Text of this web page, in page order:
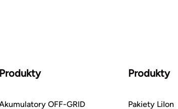
Produkty
OFF-GRID
Produkty
Pakiety LiIon